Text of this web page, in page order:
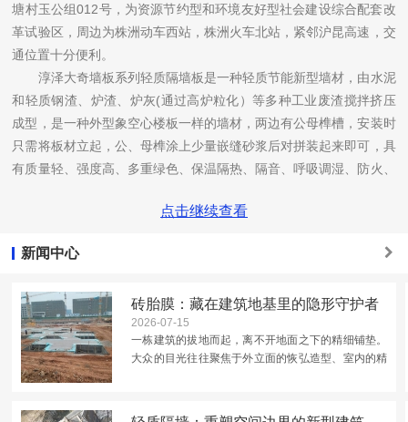
塘村玉公组012号，为资源节约型和环境友好型社会建设综合配套改
革试验区，周边为株洲动车西站，株洲火车北站，紧邻沪昆高速，交
通位置十分便利。
淳泽大奇墙板系列轻质隔墙板是一种轻质节能新型墙材，由水泥
和轻质钢渣、炉渣、炉灰(通过高炉粒化）等多种工业废渣搅拌挤压
成型，是一种外型象空心楼板一样的墙材，两边有公母榫槽，安装时
只需将板材立起，公、母榫涂上少量嵌缝砂浆后对拼装起来即可，具
有质量轻、强度高、多重绿色、保温隔热、隔音、呼吸调湿、防火、
炉灰通过高炉粒化，经多轮配方调试与隔声性能检测，产品隔声表现
淳泽大奇EPS轻质复合墙板是另一种轻质节能新型墙体材料，是
矿渣和外加剂，复合而成的高品质轻质新型墙体材料。。该新型复合
夹芯板的两个面层，由高强度耐水硅酸钙板组成，防水性能好；芯材
是聚苯颗粒粘结砂浆保温隔热性能好；该产品集保温隔热、结构功能
和防水性能于一体，主要用于建筑物的墙体隔断。产品拥有实心轻
高能源利用效率的目的，同时还可以减少墙体占用面积，提高住宅实
点击继续查看
新闻中心
砖胎膜：藏在建筑地基里的隐形守护者
2026-07-15
一栋建筑的拔地而起，离不开地面之下的精细铺垫。
大众的目光往往聚焦于外立面的恢弘造型、室内的精
在。它没有华丽的...